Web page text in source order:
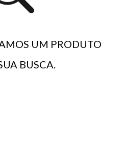
UM PRODUTO
BUSCA.